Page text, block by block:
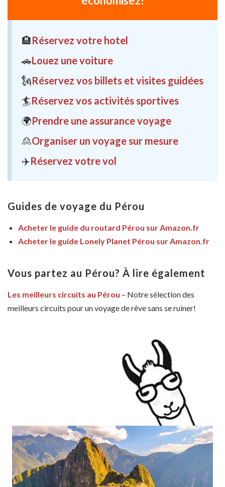
🏨Réservez votre hotel
🚗Louez une voiture
🗽Réservez vos billets et visites guidées
🏄Réservez vos activités sportives
🌍Prendre une assurance voyage
🙎Organiser un voyage sur mesure
✈️Réservez votre vol
Guides de voyage du Pérou
Acheter le guide du routard Pérou sur Amazon.fr
Acheter le guide Lonely Planet Pérou sur Amazon.fr
Vous partez au Pérou? À lire également
Les meilleurs circuits au Pérou – Notre sélection des
meilleurs circuits pour un voyage de rêve sans se ruiner!